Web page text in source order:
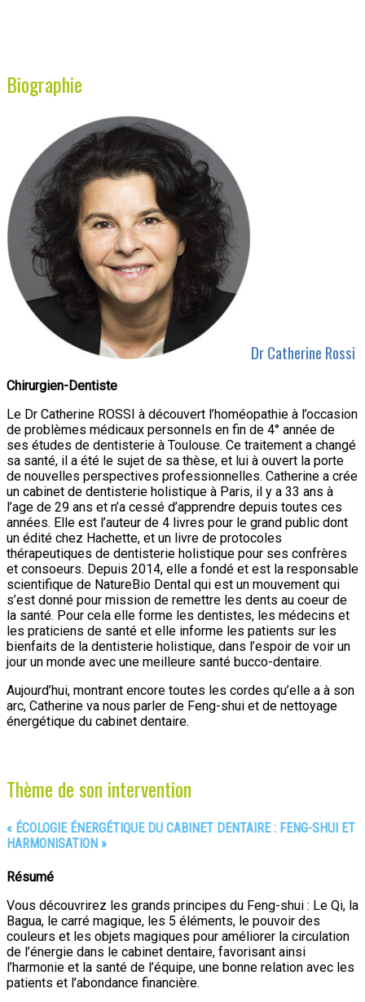
Biographie
Dr Catherine Rossi
Chirurgien-Dentiste
Le Dr Catherine ROSSI à découvert l’homéopathie à l’occasion
de problèmes médicaux personnels en fin de 4° année de
ses études de dentisterie à Toulouse. Ce traitement a changé
sa santé, il a été le sujet de sa thèse, et lui à ouvert la porte
de nouvelles perspectives professionnelles. Catherine a crée
un cabinet de dentisterie holistique à Paris, il y a 33 ans à
l’age de 29 ans et n’a cessé d’apprendre depuis toutes ces
années. Elle est l’auteur de 4 livres pour le grand public dont
un édité chez Hachette, et un livre de protocoles
thérapeutiques de dentisterie holistique pour ses confrères
et consoeurs. Depuis 2014, elle a fondé et est la responsable
scientifique de NatureBio Dental qui est un mouvement qui
s’est donné pour mission de remettre les dents au coeur de
la santé. Pour cela elle forme les dentistes, les médecins et
les praticiens de santé et elle informe les patients sur les
bienfaits de la dentisterie holistique, dans l’espoir de voir un
jour un monde avec une meilleure santé bucco-dentaire.
Aujourd’hui, montrant encore toutes les cordes qu’elle a à son
arc, Catherine va nous parler de Feng-shui et de nettoyage
énergétique du cabinet dentaire.
Thème de son intervention
« ÉCOLOGIE ÉNERGÉTIQUE DU CABINET DENTAIRE : FENG-SHUI ET
HARMONISATION »
Résumé
Vous découvrirez les grands principes du Feng-shui : Le Qi, la
Bagua, le carré magique, les 5 éléments, le pouvoir des
couleurs et les objets magiques pour améliorer la circulation
de l’énergie dans le cabinet dentaire, favorisant ainsi
l’harmonie et la santé de l’équipe, une bonne relation avec les
patients et l’abondance financière.